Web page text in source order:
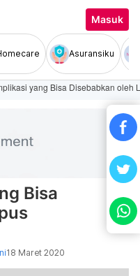
Masuk
Asuransiku
yang Bisa Disebabkan oleh
Bisa
18 Maret 2020